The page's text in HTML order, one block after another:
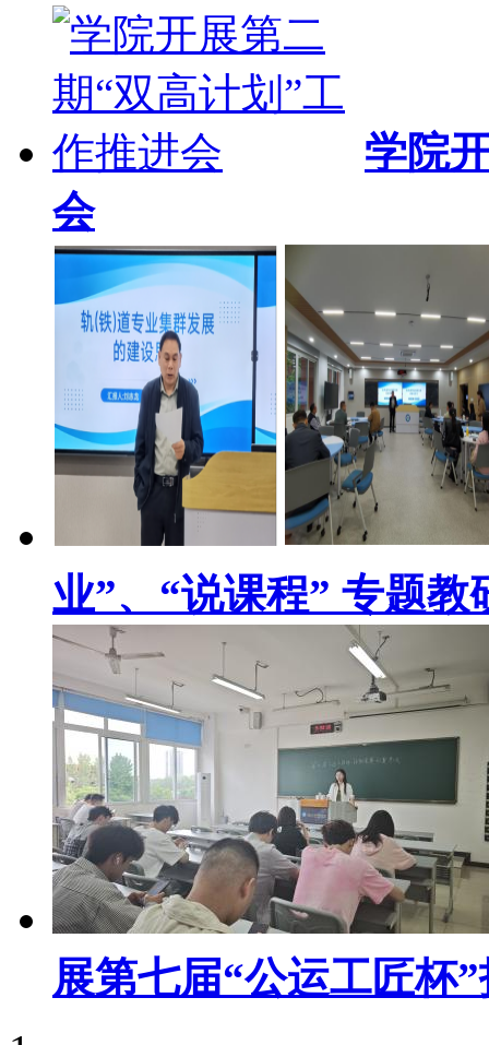
学院
会
业”、“说课程” 专题教
展第七届“公运工匠杯